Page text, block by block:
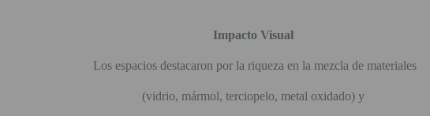
Impacto Visual
Los espacios destacaron por la riqueza en la mezcla de materiales
(vidrio, mármol, terciopelo, metal oxidado) y